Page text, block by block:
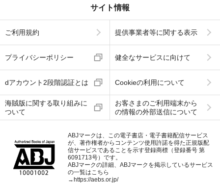
サイト情報
ご利用規約 提供事業者等に関する表示
プライバシーポリシー 健全なサービスに向けて
dアカウント2段階認証とは Cookieの利用について
海賊版に関する取り組みに
ついて
お客さまのご利用端末から
の情報の外部送信について
ABJマークは、この電子書店・電子書籍配信サービス
が、著作権者からコンテンツ使用許諾を得た正規版配
信サービスであることを示す登録商標（登録番号 第
6091713号）です。
ABJマークの詳細、ABJマークを掲示しているサービス
の一覧はこちら
→ https://aebs.or.jp/